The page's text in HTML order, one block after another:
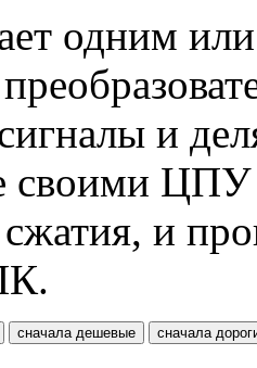
одним
и
своими ЦПУ
и